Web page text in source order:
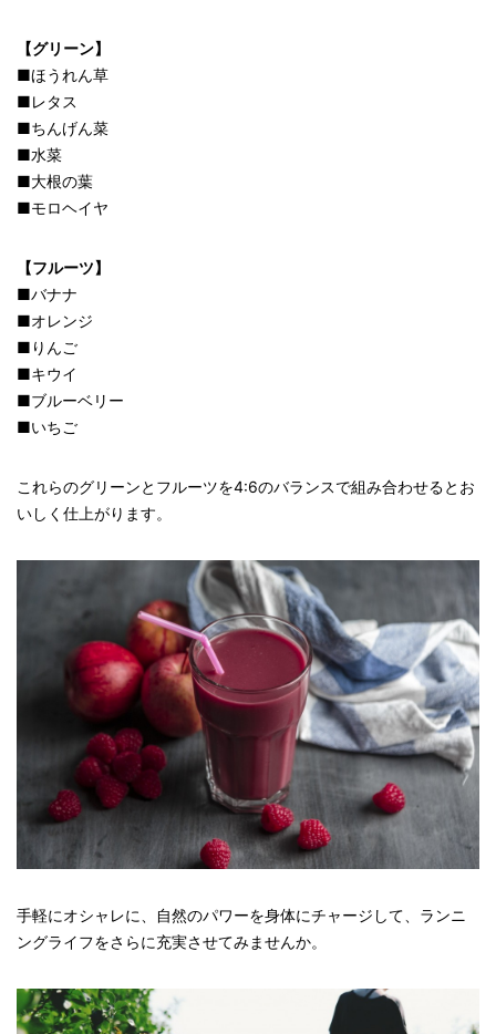
【グリーン】
■ほうれん草
■レタス
■ちんげん菜
■水菜
■大根の葉
■モロヘイヤ
【フルーツ】
■バナナ
■オレンジ
■りんご
■キウイ
■ブルーベリー
■いちご
これらのグリーンとフルーツを4:6のバランスで組み合わせるとお
いしく仕上がります。
手軽にオシャレに、自然のパワーを身体にチャージして、ランニ
ングライフをさらに充実させてみませんか。